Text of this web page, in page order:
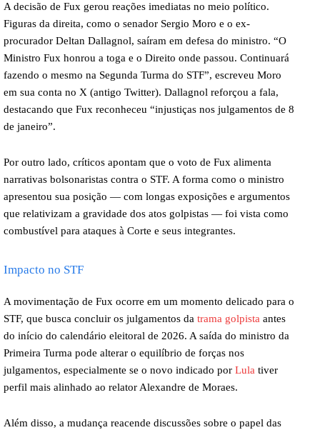
A decisão de Fux gerou reações imediatas no meio político.
Figuras da direita, como o senador Sergio Moro e o ex-
procurador Deltan Dallagnol, saíram em defesa do ministro. “O
Ministro Fux honrou a toga e o Direito onde passou. Continuará
fazendo o mesmo na Segunda Turma do STF”, escreveu Moro
em sua conta no X (antigo Twitter). Dallagnol reforçou a fala,
destacando que Fux reconheceu “injustiças nos julgamentos de 8
de janeiro”.
Por outro lado, críticos apontam que o voto de Fux alimenta
narrativas bolsonaristas contra o STF. A forma como o ministro
apresentou sua posição — com longas exposições e argumentos
que relativizam a gravidade dos atos golpistas — foi vista como
combustível para ataques à Corte e seus integrantes.
Impacto no STF
A movimentação de Fux ocorre em um momento delicado para o
STF, que busca concluir os julgamentos da trama golpista antes
do início do calendário eleitoral de 2026. A saída do ministro da
Primeira Turma pode alterar o equilíbrio de forças nos
julgamentos, especialmente se o novo indicado por Lula tiver
perfil mais alinhado ao relator Alexandre de Moraes.
Além disso, a mudança reacende discussões sobre o papel das